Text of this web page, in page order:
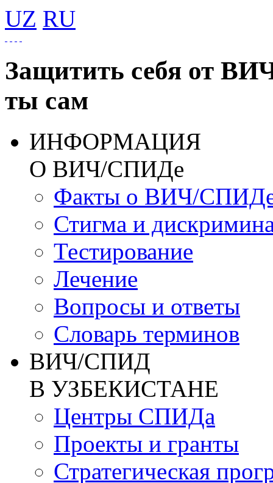
UZ RU
Защитить себя от
ты сам
ИНФОРМАЦИЯ
О ВИЧ/СПИДе
Факты о ВИЧ/
Стигма и
Тестирование
Лечение
Вопросы и ответы
Словарь терминов
ВИЧ/СПИД
В УЗБЕКИСТАНЕ
Центры СПИДа
Проекты и гранты
Стратегическая